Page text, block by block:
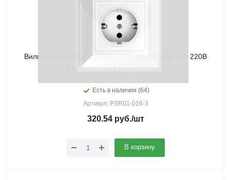
Вилка переносная силовая ССИ-013 2Р+РЕ 16А 220В
бел/синий IP44 IEK (1/10/100)
Есть в наличии (64)
Артикул: PSR01-016-3
320.54руб./шт
В корзину